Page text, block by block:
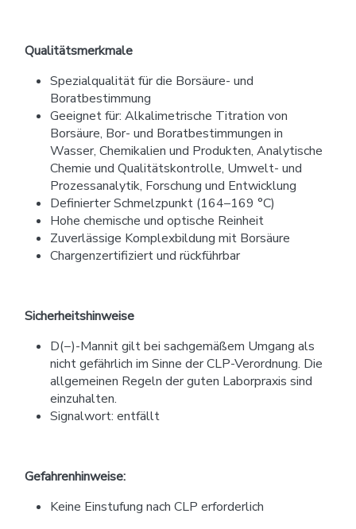
Qualitätsmerkmale
Spezialqualität für die Borsäure- und
Boratbestimmung
Geeignet für: Alkalimetrische Titration von
Borsäure, Bor- und Boratbestimmungen in
Wasser, Chemikalien und Produkten, Analytische
Chemie und Qualitätskontrolle, Umwelt- und
Prozessanalytik, Forschung und Entwicklung
Definierter Schmelzpunkt (164–169 °C)
Hohe chemische und optische Reinheit
Zuverlässige Komplexbildung mit Borsäure
Chargenzertifiziert und rückführbar
Sicherheitshinweise
D(−)-Mannit gilt bei sachgemäßem Umgang als
nicht gefährlich im Sinne der CLP-Verordnung. Die
allgemeinen Regeln der guten Laborpraxis sind
einzuhalten.
Signalwort: entfällt
Gefahrenhinweise:
Keine Einstufung nach CLP erforderlich